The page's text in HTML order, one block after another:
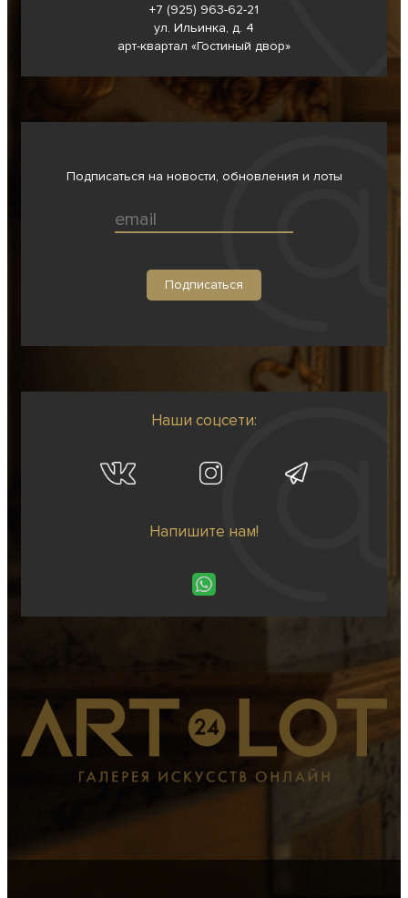
+7 (925) 963-62-21
ул. Ильинка, д. 4
арт-квартал «Гостиный двор»
Подписаться на новости, обновления и лоты
Наши соцсети:
Напишите нам!